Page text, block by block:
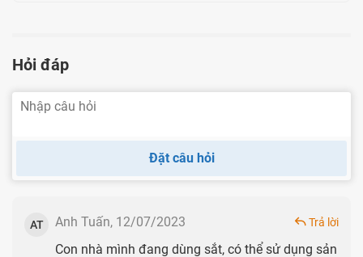
cường miễn dịch, cải thiện sức bền thành mạch.
nhiều vitamin c, trong sơ ri còn chứa nhiều enzyme
hệ tiêu hoá kích thích trẻ ăn ngon miệng hơn.
Hỏi đáp
Đặt câu hỏi
AT Anh Tuấn, 12/07/2023 Trả lời
Con nhà mình đang dùng sắt, có thể sử dụng sản